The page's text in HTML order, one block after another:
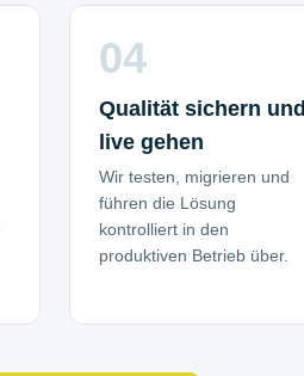
04
Qualität sichern und
live gehen
Wir testen, migrieren und
führen die Lösung
kontrolliert in den
produktiven Betrieb über.